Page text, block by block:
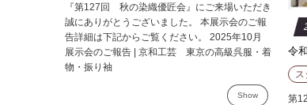
『第127回 秋の染織優匠会』にご来場いただき
誠にありがとうございました。 本展示会のご報
告詳細は下記からご覧ください。 2025年10月
展示会のご報告 | 京和工芸 東京の高級呉服・着
物・振り袖
Show
令
第